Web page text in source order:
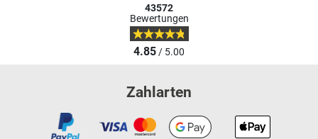
43572
Bewertungen
4.85/ 5.00
Zahlarten